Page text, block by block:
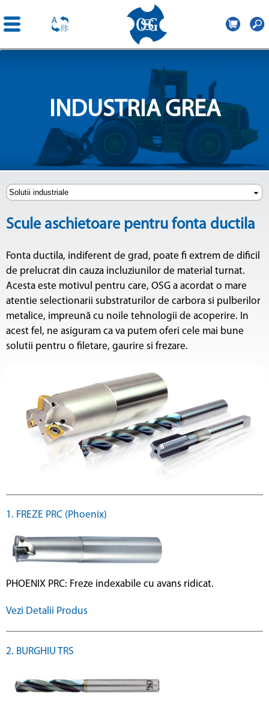
Romania
INDUSTRIA GREA
Scule aschietoare pentru fonta ductila
Fonta ductila, indiferent de grad, poate fi extrem de dificil
de prelucrat din cauza incluziunilor de material turnat.
Acesta este motivul pentru care, OSG a acordat o mare
atentie selectionarii substraturilor de carbora si pulberilor
metalice, impreună cu noile tehnologii de acoperire. In
acest fel, ne asiguram ca va putem oferi cele mai bune
solutii pentru o filetare, gaurire si frezare.
1. FREZE PRC (Phoenix)
PHOENIX PRC: Freze indexabile cu avans ridicat.
Vezi Detalii Produs
2. BURGHIU TRS